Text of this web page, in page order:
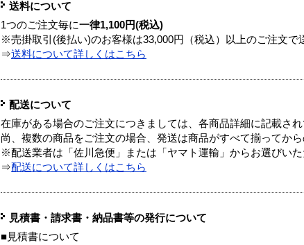
送料について
1つのご注文毎に一律1,100円(税込)
※売掛取引(後払い)のお客様は33,000円（税込）以上のご注文で
⇒送料について詳しくはこちら
配送について
在庫がある場合のご注文につきましては、各商品詳細に記載さ
尚、複数の商品をご注文の場合、発送は商品がすべて揃ってから
※配送業者は「佐川急便」または「ヤマト運輸」からお選びい
⇒配送について詳しくはこちら
見積書・請求書・納品書等の発行について
■見積書について